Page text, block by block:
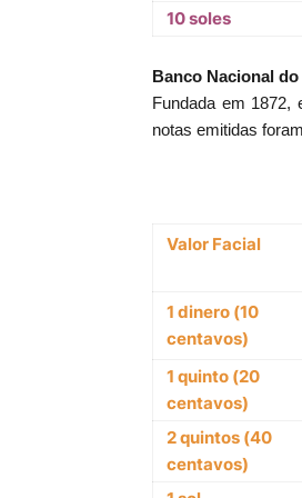
10 soles
Banco Nacional
Fundada em
notas emitidas
Valor Facial
1 dinero (10
centavos)
1 quinto (20
centavos)
2 quintos (40
centavos)